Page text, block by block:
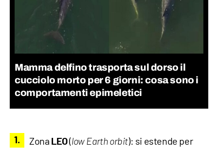
Mamma delfino trasporta sul dorso il
cucciolo morto per 6 giorni: cosa sono i
comportamenti epimeletici
Zona LEO(low Earth orbit): si estende per